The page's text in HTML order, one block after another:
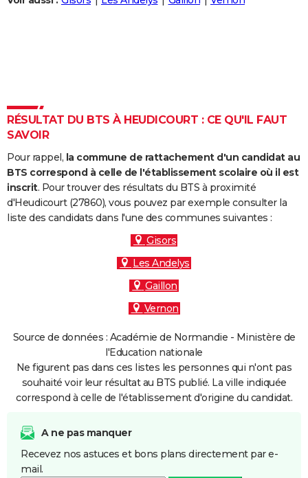
Carte de Noël
Carte Bonne année
Carte Saint-Valentin
Carte Pâques
Carte d'anniversaire
Dictionnaire
Biographies
Citations
Expressions
Proverbes
PROGRAMME TV
COPAINS D'AVANT
S'inscrire
Se connecter
Lycées
Collèges
Primaires
Universités
Entreprises
Service militaire
Avis de recherche
AVIS DE DÉCÈS
RÉSULTAT DU BTS À HEUDICOURT : CE QU'IL FAUT
SAVOIR
Pour rappel, la commune de rattachement d'un candidat au
BTS correspond à celle de l'établissement scolaire où il est
inscrit. Pour trouver des résultats du BTS à proximité
d'Heudicourt (27860), vous pouvez par exemple consulter la
liste des candidats dans l'une des communes suivantes :
Gisors
Les Andelys
Gaillon
Vernon
Source de données : Académie de Normandie - Ministère de
l'Education nationale
Ne figurent pas dans ces listes les personnes qui n'ont pas
souhaité voir leur résultat au BTS publié. La ville indiquée
correspond à celle de l'établissement d'origine du candidat.
A ne pas manquer
Recevez nos astuces et bons plans directement par e-
mail.